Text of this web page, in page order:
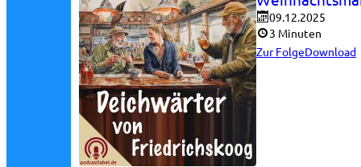
09.12.2025
3 Minuten
Zur FolgeDownload